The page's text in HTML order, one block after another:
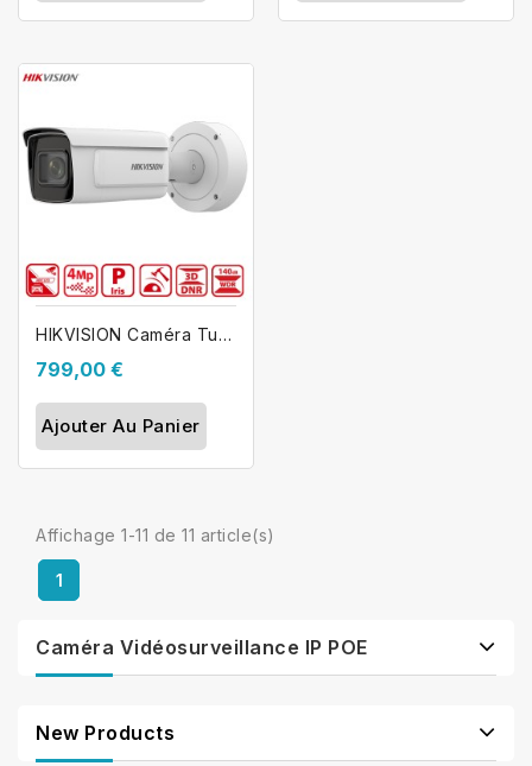
HIKVISION Caméra Tube IP blanc - 4 Mp...
799,00 €
Ajouter Au Panier
Affichage 1-11 de 11 article(s)
1
Caméra Vidéosurveillance IP POE
New Products